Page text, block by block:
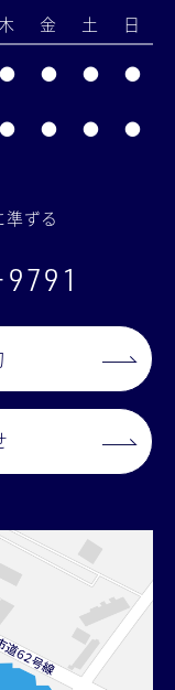
金 土 日
● ● ● ●
● ● ● ●
ずる